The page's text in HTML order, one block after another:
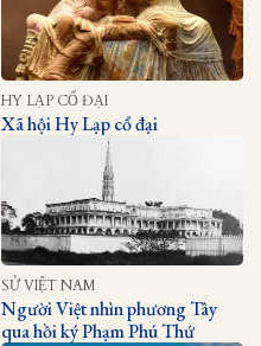
HY LẠP CỔ ĐẠI
Xã hội Hy Lạp cổ đại
SỬ VIỆT NAM
Người Việt nhìn phương Tây
qua hồi ký Phạm Phú Thứ